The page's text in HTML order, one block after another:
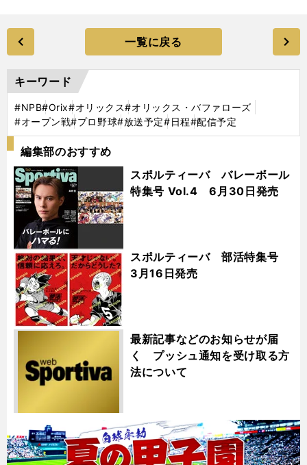
一覧に戻る
キーワード
#NPB#Orix#オリックス#オリックス・バファローズ
#オープン戦#プロ野球#放送予定#日程#配信予定
編集部のおすすめ
スポルティーバ バレーボール
特集号 Vol.4 6月30日発売
スポルティーバ 部活特集号
3月16日発売
最新記事などのお知らせが届
く プッシュ通知を受け取る方
法について